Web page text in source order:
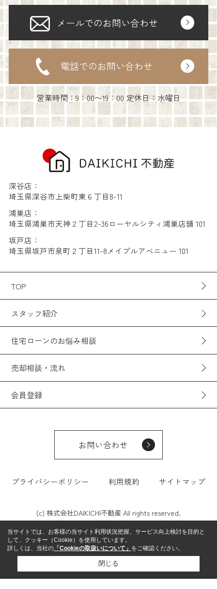
メールでのお問い合わせ
電話でのお問い合わせ
営業時間：9：00〜19：00 定休日：水曜日
深谷店：
埼玉県深谷市上柴町東６丁目8-11
鴻巣店：
埼玉県鴻巣市天神２丁目2-36ローヤルシティ鴻巣店舗 101
坂戸店：
埼玉県坂戸市泉町２丁目11-8メイプルアベニュー 101
TOP
スタッフ紹介
住宅ローンのお悩み相談
売却相談・流れ
会員登録
お問い合わせ
プライバシーポリシー 利用規約 サイトマップ
(c) 株式会社DAIKICHI不動産 All rights reserved.
当サイトでは、お客様の当サイト利用状況把握、サービス向上検討を目的と
して、クッキー（Cookie）を使用しています。
詳しくは、当社の 「Cookieの取扱いについて」 をご確認ください。
閉じる